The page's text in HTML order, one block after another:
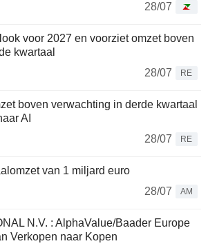
28/07
voor 2027 en voorziet omzet boven
kwartaal
28/07
RE
boven verwachting in derde kwartaal
AI
28/07
RE
van 1 miljard euro
28/07
AM
N.V. : AlphaValue/Baader Europe
Verkopen naar Kopen